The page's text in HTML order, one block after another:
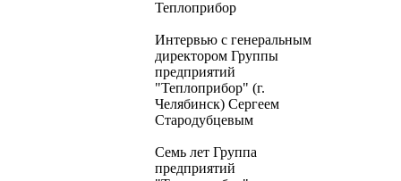
Теплоприбор
Интервью с генеральным
директором Группы
предприятий
"Теплоприбор" (г.
Челябинск) Сергеем
Стародубцевым
Семь лет Группа
предприятий